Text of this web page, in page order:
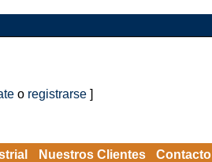
o registrarse]
Nuestros Clientes Contacto